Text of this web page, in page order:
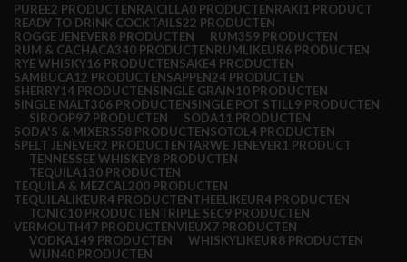
PUREE2 PRODUCTENRAICILLA0 PRODUCTENRAKI1 PRODUCT
READY TO DRINK COCKTAILS22 PRODUCTEN
ROGGE JENEVER8 PRODUCTEN RUM359 PRODUCTEN
RUM & CACHACA340 PRODUCTENRUMLIKEUR6 PRODUCTEN
RYE WHISKY16 PRODUCTENSAKE4 PRODUCTEN
SAMBUCA12 PRODUCTENSAPPEN24 PRODUCTEN
SHERRY14 PRODUCTENSINGLE GRAIN10 PRODUCTEN
SINGLE MALT306 PRODUCTENSINGLE POT STILL 9 PRODUCTEN
SIROOP97 PRODUCTEN SODA11 PRODUCTEN
SODA'S & MIXERS58 PRODUCTENSOTOL 4 PRODUCTEN
SPELT JENEVER2 PRODUCTENTARWE JENEVER 1 PRODUCT
TENNESSEE WHISKEY8 PRODUCTEN
TEQUILA130 PRODUCTEN
TEQUILA & MEZCAL 200 PRODUCTEN
TEQUILALIKEUR4 PRODUCTENTHEELIKEUR4 PRODUCTEN
TONIC10 PRODUCTENTRIPLE SEC9 PRODUCTEN
VERMOUTH47 PRODUCTENVIEUX7 PRODUCTEN
VODKA149 PRODUCTEN WHISKYLIKEUR8 PRODUCTEN
WIJN40 PRODUCTEN